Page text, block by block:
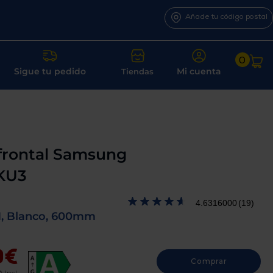
Añade tu código postal
Sigue tu pedido Tiendas Mi cuenta
0
Samsung
4.6316000 (19)
Blanco, 600mm
Comprar